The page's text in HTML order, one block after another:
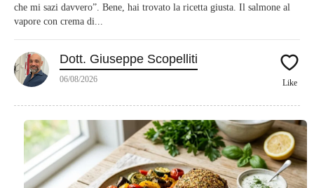
che mi sazi davvero”. Bene, hai trovato la ricetta giusta. Il salmone al
vapore con crema di...
Dott. Giuseppe Scopelliti
06/08/2026 Like